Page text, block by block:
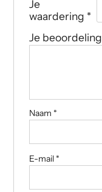
Je
waardering *
Je beoordeling
Naam *
E-mail *